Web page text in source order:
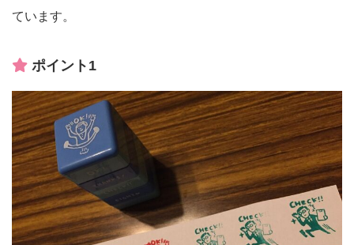
ています。
ポイント1